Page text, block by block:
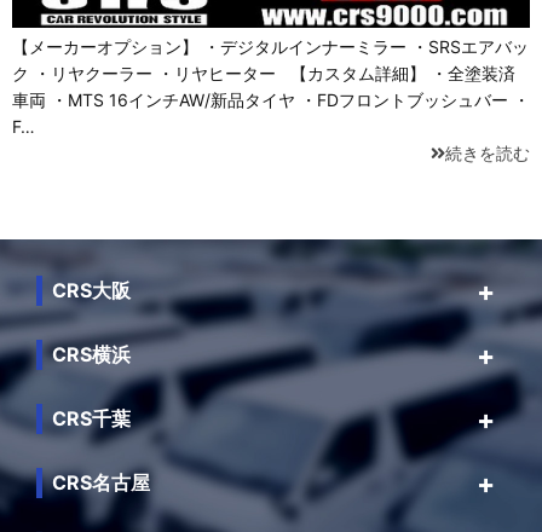
【メーカーオプション】 ・デジタルインナーミラー ・SRSエアバッ
ク ・リヤクーラー ・リヤヒーター 【カスタム詳細】 ・全塗装済
車両 ・MTS 16インチAW/新品タイヤ ・FDフロントブッシュバー ・
F…
続きを読む
CRS大阪
CRS横浜
CRS千葉
CRS名古屋